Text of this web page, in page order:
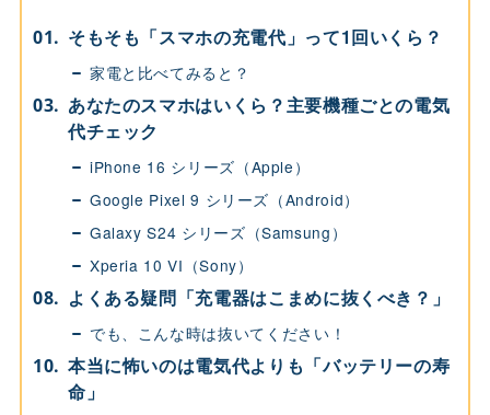
そもそも「スマホの充電代」って1回いくら？
家電と比べてみると？
あなたのスマホはいくら？主要機種ごとの電気
代チェック
iPhone 16 シリーズ（Apple）
Google Pixel 9 シリーズ（Android）
Galaxy S24 シリーズ（Samsung）
Xperia 10 VI（Sony）
よくある疑問「充電器はこまめに抜くべき？」
でも、こんな時は抜いてください！
本当に怖いのは電気代よりも「バッテリーの寿
命」